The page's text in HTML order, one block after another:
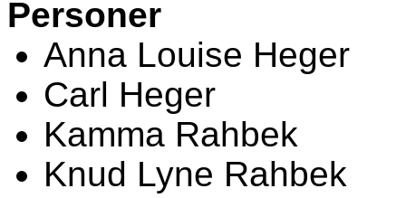
Personer
Anna Louise Heger
Carl Heger
Kamma Rahbek
Knud Lyne Rahbek